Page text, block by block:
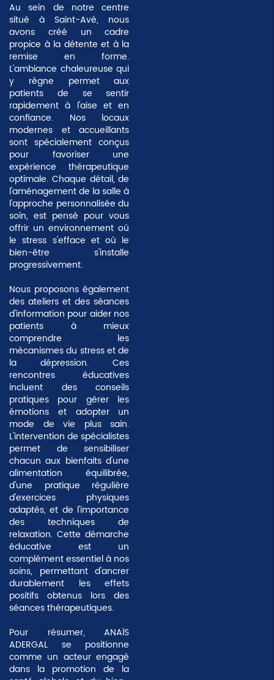
Au sein de notre centre
situé à Saint-Avé, nous
avons créé un cadre
propice à la détente et à la
remise en forme.
L'ambiance chaleureuse qui
y règne permet aux
patients de se sentir
rapidement à l'aise et en
confiance. Nos locaux
modernes et accueillants
sont spécialement conçus
pour favoriser une
expérience thérapeutique
optimale. Chaque détail, de
l'aménagement de la salle à
l'approche personnalisée du
soin, est pensé pour vous
offrir un environnement où
le stress s'efface et où le
bien-être s'installe
progressivement.
Nous proposons également
des ateliers et des séances
d'information pour aider nos
patients à mieux
comprendre les
mécanismes du stress et de
la dépression. Ces
rencontres éducatives
incluent des conseils
pratiques pour gérer les
émotions et adopter un
mode de vie plus sain.
L'intervention de spécialistes
permet de sensibiliser
chacun aux bienfaits d'une
alimentation équilibrée,
d'une pratique régulière
d'exercices physiques
adaptés, et de l'importance
des techniques de
relaxation. Cette démarche
éducative est un
complément essentiel à nos
soins, permettant d'ancrer
durablement les effets
positifs obtenus lors des
séances thérapeutiques.
Pour résumer, ANAÏS
ADERGAL se positionne
comme un acteur engagé
dans la promotion de la